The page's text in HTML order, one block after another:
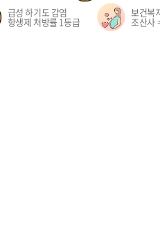
급성 하기도 감염
항생제 처방률 1등급
보건복
조산사